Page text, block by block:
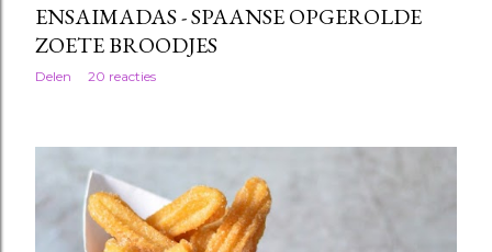
ENSAIMADAS - SPAANSE OPGEROLDE
ZOETE BROODJES
Delen 20 reacties